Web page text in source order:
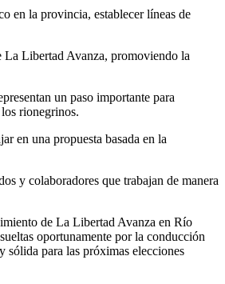
en la provincia, establecer líneas de
La Libertad Avanza, promoviendo la
un paso importante para
rionegrinos.
en una propuesta basada en la
y colaboradores que trabajan de manera
de La Libertad Avanza en Río
oportunamente por la conducción
para las próximas elecciones